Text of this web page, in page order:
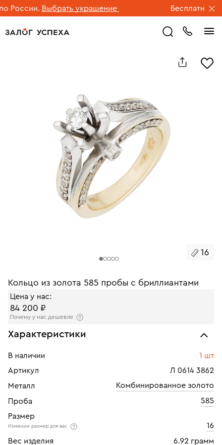
Выбрать украшение Бесплатная
16
Кольцо из золота 585 пробы с бриллиантами
Цена у нас:
84 200 ₽
Почему у нас дешевле
Характеристики
В наличии
1 шт
Артикул
Л 0614 3862
Металл
Комбинированное золото
Проба
585
Размер
Изменим размер для вас
16
Вес изделия
6.92 грамм